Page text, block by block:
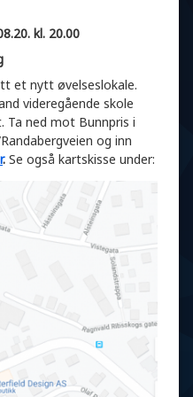
kl. 20.00
et nytt øvelseslokale.
videregående skole
Ta ned mot Bunnpris i
og inn
. Se også kartskisse under: